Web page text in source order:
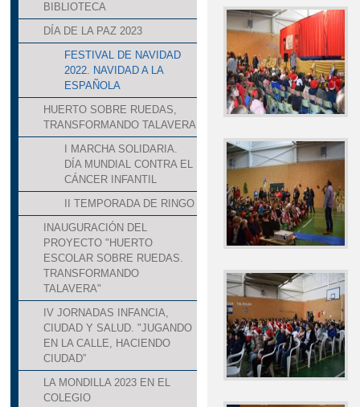
BIBLIOTECA
DÍA DE LA PAZ 2023
FESTIVAL DE NAVIDAD
2022. NAVIDAD A LA
ESPAÑOLA
HUERTO SOBRE RUEDAS,
TRANSFORMANDO TALAVERA
I MARCHA SOLIDARIA.
DÍA MUNDIAL CONTRA EL
CÁNCER INFANTIL
II TEMPORADA DE RINGO
INAUGURACIÓN DEL
PROYECTO "HUERTO
ESCOLAR SOBRE RUEDAS.
TRANSFORMANDO
TALAVERA"
IV JORNADAS INFANCIA,
CIUDAD Y SALUD. "JUGANDO
EN LA CALLE, HACIENDO
CIUDAD”
LA MONDILLA 2023 EN EL
COLEGIO